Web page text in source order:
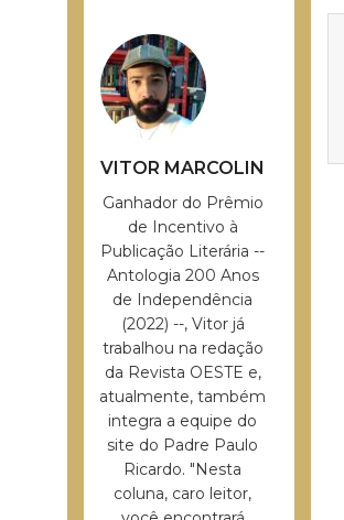
VITOR MARCOLIN
Ganhador do Prêmio
de Incentivo à
Publicação Literária --
Antologia 200 Anos
de Independência
(2022) --, Vitor já
trabalhou na redação
da Revista OESTE e,
atualmente, também
integra a equipe do
site do Padre Paulo
Ricardo. "Nesta
coluna, caro leitor,